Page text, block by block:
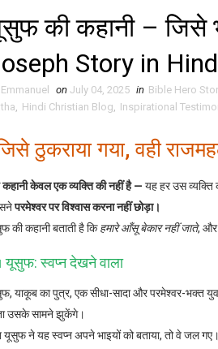
की कहानी – जिसे
Story in
Emmanuel on July 04, 2025 in Bible Hero
, Hindi Christian Blog, Inspirational
ठुकराया गया, वही
केवल एक व्यक्ति की नहीं है — यह हर उस व्यक्ति
परमेश्वर पर विश्वास करना नहीं छोड़ा।
की कहानी बताती है किहमारे आँसू बेकार नहीं जाते,
यूसुफ: स्वप्न देखने वाला
याकूब का पुत्र, एक सीधा-सादा और परमेश्वर-भक्त
उसके सामने झुकेंगे।
ने यह स्वप्न अपने भाइयों को बताया, तो वे जल